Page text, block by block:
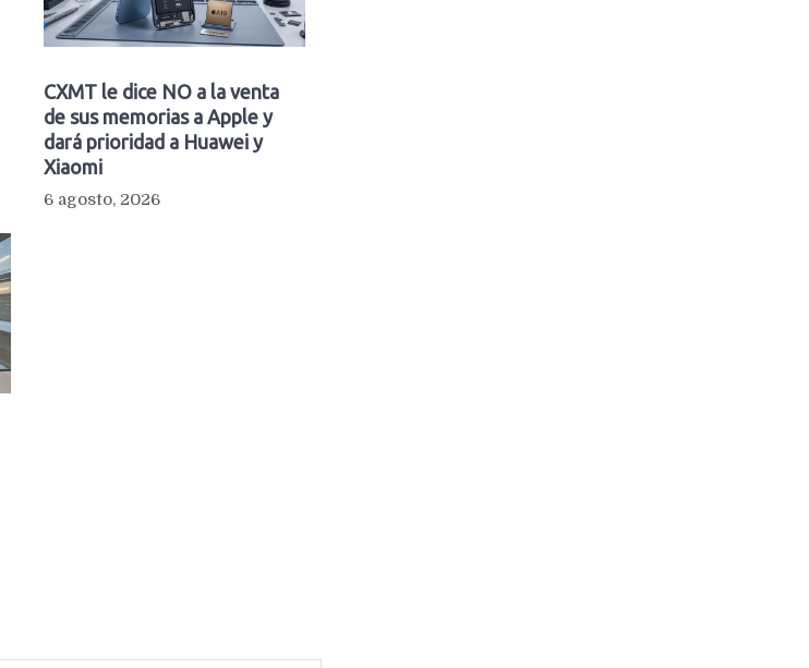
CXMT le dice NO a la venta
de sus memorias a Apple y
dará prioridad a Huawei y
Xiaomi
6 agosto, 2026